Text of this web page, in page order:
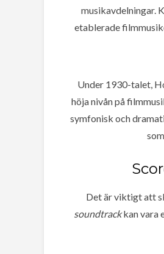
musikavdelningar.
etablerade
Under 1930-talet,
höja nivån på
symfonisk och
Det är viktigt att
soundtrackkan vara